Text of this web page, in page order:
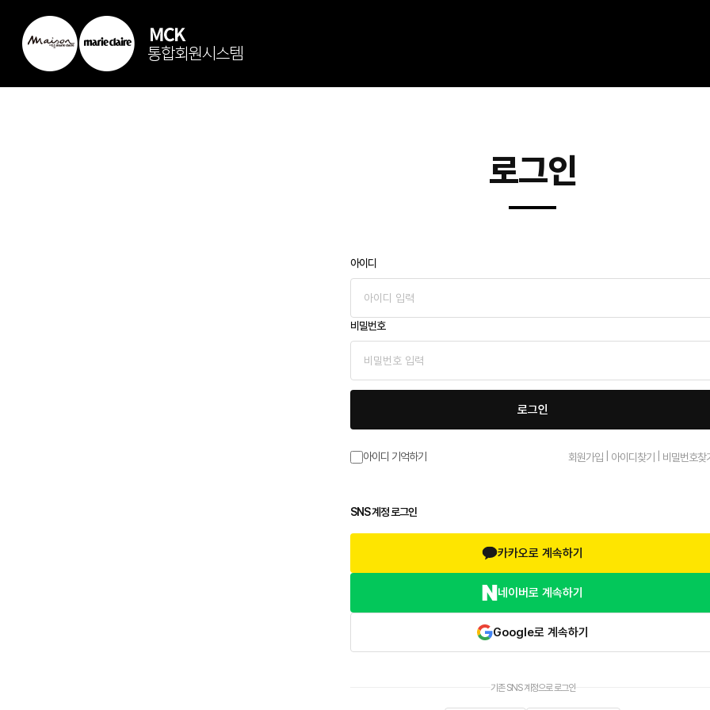
로그인
아이디
비밀번호
로그인
아이디 기억하기 회원가입 아이디찾기 비밀번호찾
SNS 계정 로그인
카카오로 계속하기
네이버로 계속하기
Google로 계속하기
기존 SNS 계정으로 로그인